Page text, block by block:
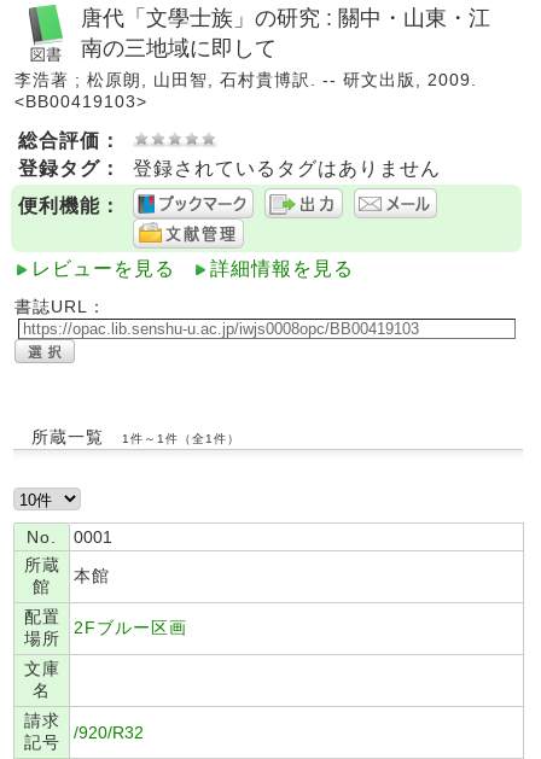
唐代「文學士族」の研究 : 關中・山東・江
南の三地域に即して
李浩著 ; 松原朗, 山田智, 石村貴博訳. -- 研文出版, 2009.
<BB00419103>
総合評価：
登録タグ：
登録されているタグはありません
便利機能：
レビューを見る 詳細情報を見る
書誌URL：
所蔵一覧 1件～1件（全1件）
No.
0001
所蔵
館
本館
配置
場所
2Fブルー区画
文庫
名
請求
記号
/920/R32